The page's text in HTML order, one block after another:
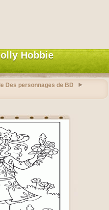
Hobbie
Des personnages de BD